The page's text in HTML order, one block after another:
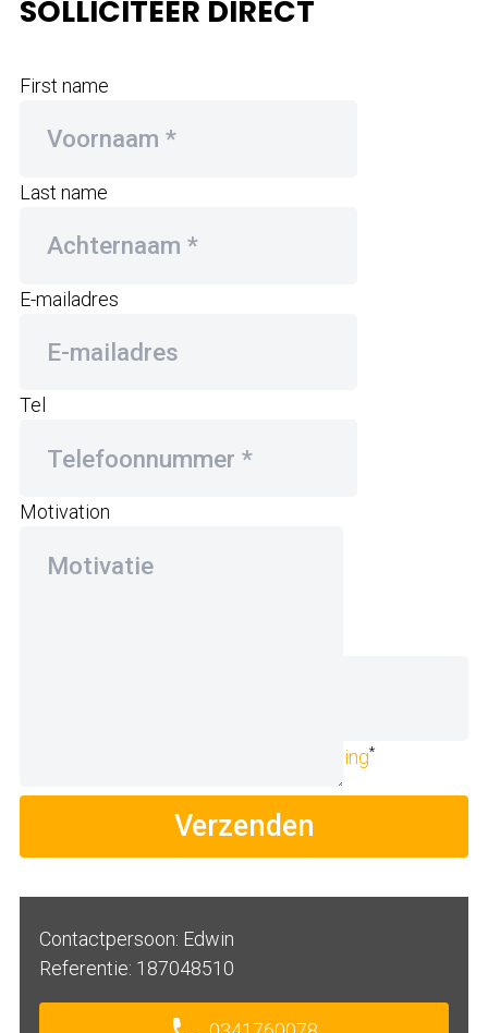
SOLLICITEER DIRECT
First name
Last name
E-mailadres
Tel
Motivation
privacyverklaring*
Verzenden
Contactpersoon: Edwin
Referentie: 187048510